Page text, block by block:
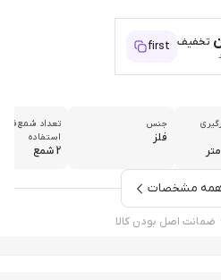
تخفیف first
جنس
فلز
تعداد شمع قابل
استفاده
2 شمع
مشخصات
ضمانت اصل بودن کالا